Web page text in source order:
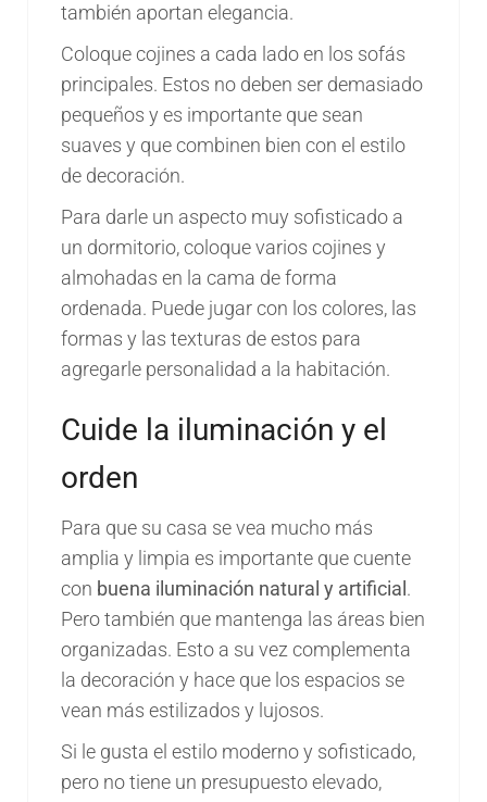
también aportan elegancia.
Coloque cojines a cada lado en los sofás
principales. Estos no deben ser demasiado
pequeños y es importante que sean
suaves y que combinen bien con el estilo
de decoración.
Para darle un aspecto muy sofisticado a
un dormitorio, coloque varios cojines y
almohadas en la cama de forma
ordenada. Puede jugar con los colores, las
formas y las texturas de estos para
agregarle personalidad a la habitación.
Cuide la iluminación y el
orden
Para que su casa se vea mucho más
amplia y limpia es importante que cuente
con buena iluminación natural y artificial .
Pero también que mantenga las áreas bien
organizadas. Esto a su vez complementa
la decoración y hace que los espacios se
vean más estilizados y lujosos.
Si le gusta el estilo moderno y sofisticado,
pero no tiene un presupuesto elevado,